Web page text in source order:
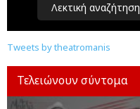
Λεκτική αναζήτηση
Tweets by theatromanis
Τελειώνουν σύντομα